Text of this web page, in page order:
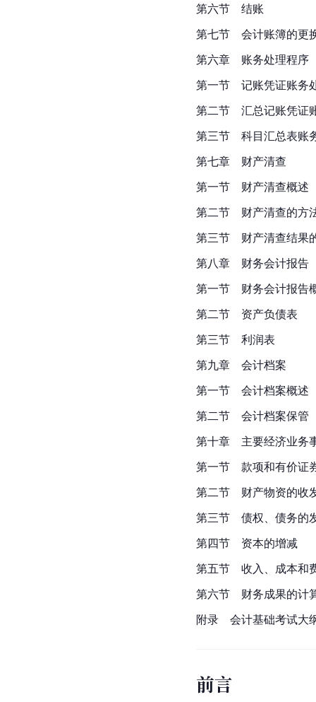
第六节　结账
第七节　会计账簿的更
第六章　账务处理程序
第一节　记账凭证账务
第二节　汇总记账凭证
第三节　科目汇总表账
第七章　财产清查
第一节　财产清查概述
第二节　财产清查的方
第三节　财产清查结果
第八章　财务会计报告
第一节　财务会计报告
第二节　资产负债表
第三节　利润表
第九章　会计档案
第一节　会计档案概述
第二节　会计档案保管
第十章　主要经济业务
第一节　款项和有价证
第二节　财产物资的收
第三节　债权、债务的
第四节　资本的增减
第五节　收入、成本和
第六节　财务成果的计
附录　会计基础考试大
前言